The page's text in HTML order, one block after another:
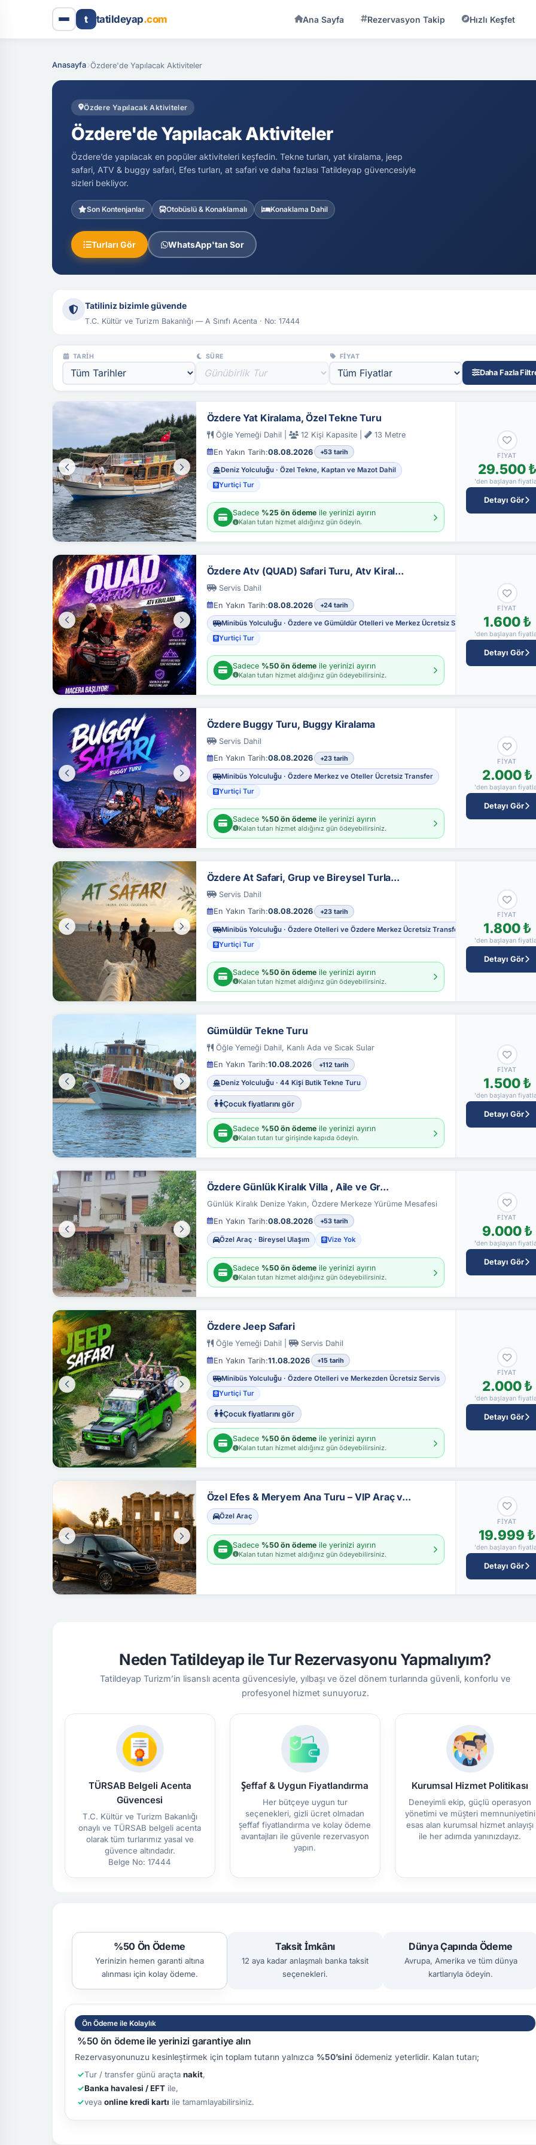
t tatildeyap.com Ana Sayfa Rezervasyon Takip Hızlı Keşfet
Anasayfa Özdere'de Yapılacak Aktiviteler
Özdere Yapılacak Aktiviteler
Özdere'de Yapılacak Aktiviteler
Özdere’de yapılacak en popüler aktiviteleri keşfedin. Tekne turları, yat kiralama, jeep
safari, ATV & buggy safari, Efes turları, at safari ve daha fazlası Tatildeyap güvencesiyle
sizleri bekliyor.
Son Kontenjanlar Otobüslü & Konaklamalı Konaklama Dahil
Turları Gör WhatsApp'tan Sor
Tatiliniz bizimle güvende
T.C. Kültür ve Turizm Bakanlığı — A Sınıfı Acenta · No: 17444
TARIH SÜRE FIYAT
Daha Fazla
Özdere Yat Kiralama, Özel Tekne Turu
Öğle Yemeği Dahil | 12 Kişi Kapasite |
13 Metre
En Yakın Tarih:08.08.2026 +53 tarih
Deniz Yolculuğu · Özel Tekne, Kaptan ve Mazot Dahil
Yurtiçi Tur
Sadece %25 ön ödemeile yerinizi ayırın
Kalan tutarı hizmet aldığınız gün ödeyin.
FIYAT
29.500 ₺
'den başlayan
Detayı Gör
Özdere Atv (QUAD) Safari Turu, Atv Kiral...
Servis Dahil
En Yakın Tarih:08.08.2026 +24 tarih
Minibüs Yolculuğu · Özdere ve Gümüldür Otelleri ve Merkez Ücretsiz Servis İmkanı
Yurtiçi Tur
Sadece %50 ön ödemeile yerinizi ayırın
Kalan tutarı hizmet aldığınız gün ödeyebilirsiniz.
FIYAT
1.600 ₺
'den başlayan
Detayı Gör
Özdere Buggy Turu, Buggy Kiralama
Servis Dahil
En Yakın Tarih:08.08.2026 +23 tarih
Minibüs Yolculuğu · Özdere Merkez ve Oteller Ücretsiz Transfer
Yurtiçi Tur
Sadece %50 ön ödemeile yerinizi ayırın
Kalan tutarı hizmet aldığınız gün ödeyebilirsiniz.
FIYAT
2.000 ₺
'den başlayan
Detayı Gör
Özdere At Safari, Grup ve Bireysel Turla...
Servis Dahil
En Yakın Tarih:08.08.2026 +23 tarih
Minibüs Yolculuğu · Özdere Otelleri ve Özdere Merkez Ücretsiz Transfer
Yurtiçi Tur
Sadece %50 ön ödemeile yerinizi ayırın
Kalan tutarı hizmet aldığınız gün ödeyebilirsiniz.
FIYAT
1.800 ₺
'den başlayan
Detayı Gör
Gümüldür Tekne Turu
Öğle Yemeği Dahil, Kanlı Ada ve Sıcak Sular
En Yakın Tarih:10.08.2026 +112 tarih
Deniz Yolculuğu · 44 Kişi Butik Tekne Turu
Çocuk fiyatlarını gör
Sadece %50 ön ödemeile yerinizi ayırın
Kalan tutarı tur girişinde kapıda ödeyin.
FIYAT
1.500 ₺
'den başlayan
Detayı Gör
Özdere Günlük Kiralık Villa , Aile ve Gr...
Günlük Kiralık Denize Yakın, Özdere Merkeze Yürüme Mesafesi
En Yakın Tarih:08.08.2026 +53 tarih
Özel Araç · Bireysel Ulaşım Vize Yok
Sadece %50 ön ödemeile yerinizi ayırın
Kalan tutarı hizmet aldığınız gün ödeyebilirsiniz.
FIYAT
9.000 ₺
'den başlayan
Detayı Gör
Özdere Jeep Safari
Öğle Yemeği Dahil |
Servis Dahil
En Yakın Tarih:11.08.2026 +15 tarih
Minibüs Yolculuğu · Özdere Otelleri ve Merkezden Ücretsiz Servis
Yurtiçi Tur
Çocuk fiyatlarını gör
Sadece %50 ön ödemeile yerinizi ayırın
Kalan tutarı hizmet aldığınız gün ödeyebilirsiniz.
FIYAT
2.000 ₺
'den başlayan
Detayı Gör
Özel Efes & Meryem Ana Turu – VIP Araç v...
Özel Araç
Sadece %50 ön ödemeile yerinizi ayırın
Kalan tutarı hizmet aldığınız gün ödeyebilirsiniz.
FIYAT
19.999 ₺
'den başlayan
Detayı Gör
Neden Tatildeyap ile Tur Rezervasyonu Yapmalıyım?
Tatildeyap Turizm’in lisanslı acenta güvencesiyle, yılbaşı ve özel dönem turlarında güvenli, konforlu ve
profesyonel hizmet sunuyoruz.
TÜRSAB Belgeli Acenta
Güvencesi
T.C. Kültür ve Turizm Bakanlığı
onaylı ve TÜRSAB belgeli acenta
olarak tüm turlarımız yasal ve
güvence altındadır.
Belge No: 17444
Şeffaf & Uygun Fiyatlandırma
Her bütçeye uygun tur
seçenekleri, gizli ücret olmadan
şeffaf fiyatlandırma ve kolay ödeme
avantajları ile güvenle rezervasyon
yapın.
Kurumsal Hizmet Politikası
Deneyimli ekip, güçlü operasyon
yönetimi ve müşteri memnuniyetini
esas alan kurumsal hizmet anlayışı
ile her adımda yanınızdayız.
%50 Ön Ödeme
Yerinizin hemen garanti altına
alınması için kolay ödeme.
Taksit İmkânı
12 aya kadar anlaşmalı banka taksit
seçenekleri.
Dünya Çapında Ödeme
Avrupa, Amerika ve tüm dünya
kartlarıyla ödeyin.
Ön Ödeme ile Kolaylık
%50 ön ödeme ile yerinizi garantiye alın
Rezervasyonunuzu kesinleştirmek için toplam tutarın yalnızca %50’sini ödemeniz yeterlidir. Kalan tutarı;
Tur / transfer günü araçta nakit,
Banka havalesi / EFT ile,
veya online kredi kartı ile tamamlayabilirsiniz.